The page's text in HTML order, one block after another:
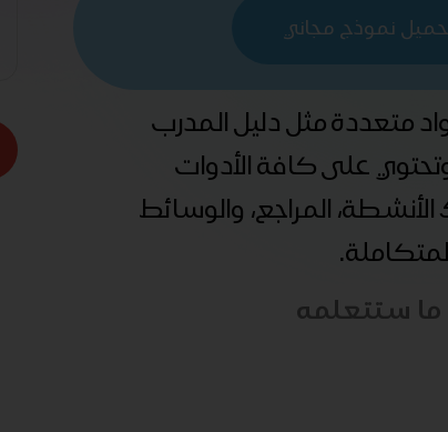
نموذج مجاني
متعددة مثل دليل المدرب
وتحتوي على كافة الأدوات
الأنشطة، المراجع، والوسائط
ما ستتعلمه